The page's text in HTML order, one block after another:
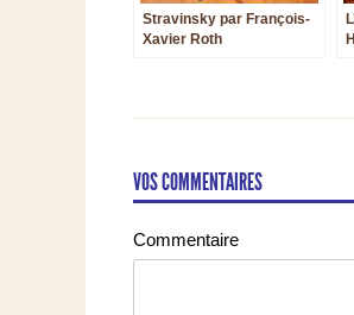
Stravinsky par François-
Xavier Roth
VOS COMMENTAIRES
Commentaire